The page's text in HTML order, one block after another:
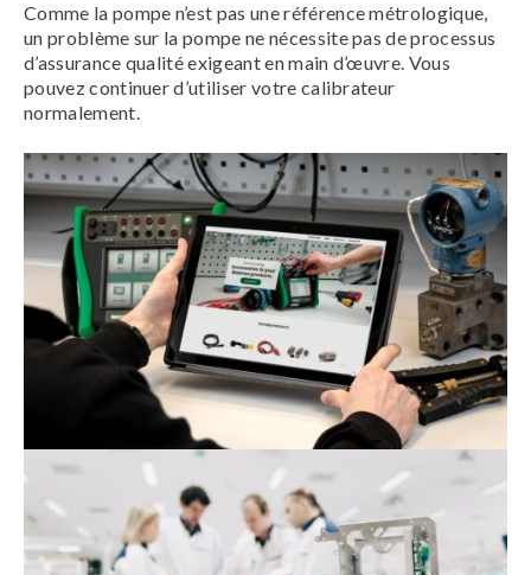
Comme la pompe n’est pas une référence métrologique,
un problème sur la pompe ne nécessite pas de processus
d’assurance qualité exigeant en main d’œuvre. Vous
pouvez continuer d’utiliser votre calibrateur
normalement.